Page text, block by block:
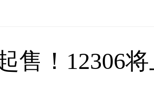
售！12306